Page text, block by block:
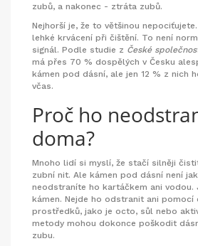
zubů, a nakonec - ztráta zubů.
Nejhorší je, že to většinou
lehké krvácení při čištění. To není
signál. Podle studie z České
má přes 70 % dospělých v Česku
kámen pod dásní, ale jen 12 % z nich
včas.
Proč ho
doma?
Mnoho lidí si myslí, že stačí silněji
zubní nit. Ale kámen pod dásní není
neodstraníte ho kartáčkem ani vodou.
kámen. Nejde ho odstranit ani pomocí
prostředků, jako je octo, sůl nebo
metody mohou dokonce poškodit
zubu.